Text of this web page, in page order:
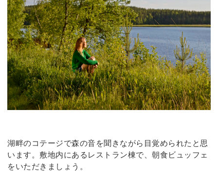
湖畔のコテージで森の音を聞きながら目覚められたと思
います。敷地内にあるレストラン棟で、朝食ビュッフェ
をいただきましょう。